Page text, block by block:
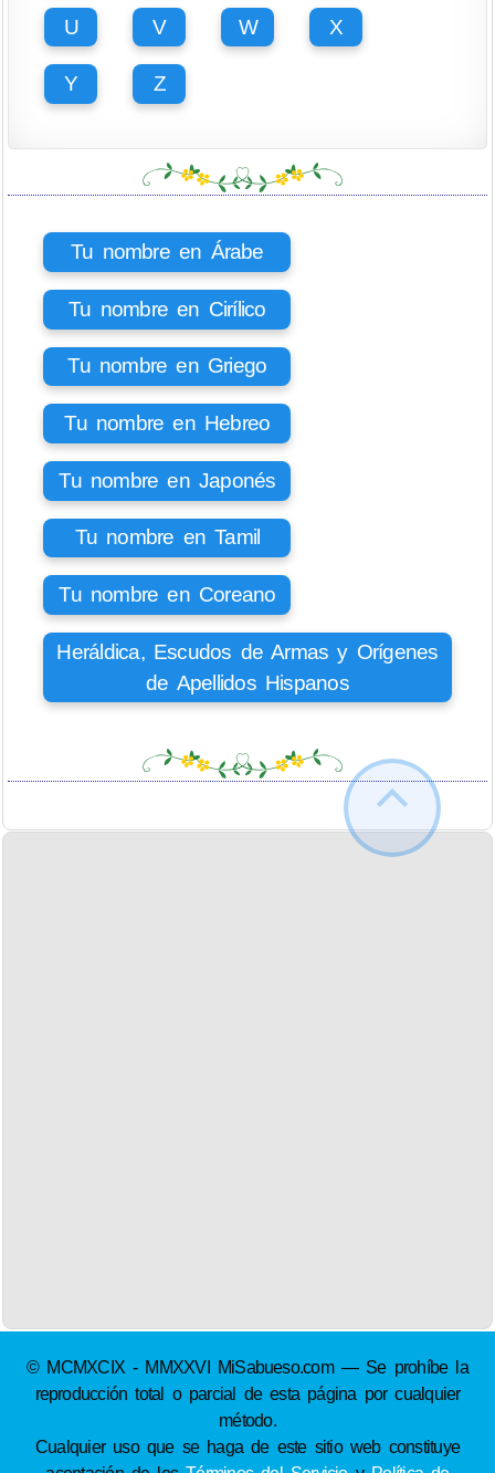
U V W X
Y Z
Tu nombre en Árabe
Tu nombre en Cirílico
Tu nombre en Griego
Tu nombre en Hebreo
Tu nombre en Japonés
Tu nombre en Tamil
Tu nombre en Coreano
Heráldica, Escudos de Armas y Orígenes
de Apellidos Hispanos
© MCMXCIX - MMXXVI MiSabueso.com — Se prohíbe la
reproducción total o parcial de esta página por cualquier
método.
Cualquier uso que se haga de este sitio web constituye